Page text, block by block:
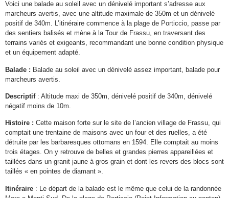
Voici une balade au soleil avec un dénivelé important s’adresse aux
marcheurs avertis, avec une altitude maximale de 350m et un dénivelé
positif de 340m. L’itinéraire commence à la plage de Porticcio, passe par
des sentiers balisés et mène à la Tour de Frassu, en traversant des
terrains variés et exigeants, recommandant une bonne condition physique
et un équipement adapté.
Balade : Balade au soleil avec un dénivelé assez important, balade pour
marcheurs avertis.
Descriptif: Altitude maxi de 350m, dénivelé positif de 340m, dénivelé
négatif moins de 10m.
Histoire : Cette maison forte sur le site de l’ancien village de Frassu, qui
comptait une trentaine de maisons avec un four et des ruelles, a été
détruite par les barbaresques ottomans en 1594. Elle comptait au moins
trois étages. On y retrouve de belles et grandes pierres appareillées et
taillées dans un granit jaune à gros grain et dont les revers des blocs sont
taillés « en pointes de diamant ».
Itinéraire : Le départ de la balade est le même que celui de la randonnée